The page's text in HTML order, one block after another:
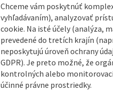
Chceme vám poskytnúť
vyhľadávaním), analyzovať
cookie. Na isté účely (analýza,
prevedené do tretích krajín
neposkytujú úroveň ochrany
GDPR). Je preto možné, že
kontrolných alebo
účinné právne prostriedky.